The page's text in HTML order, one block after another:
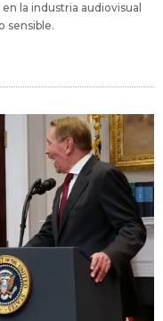
la industria audiovisual
sensible.